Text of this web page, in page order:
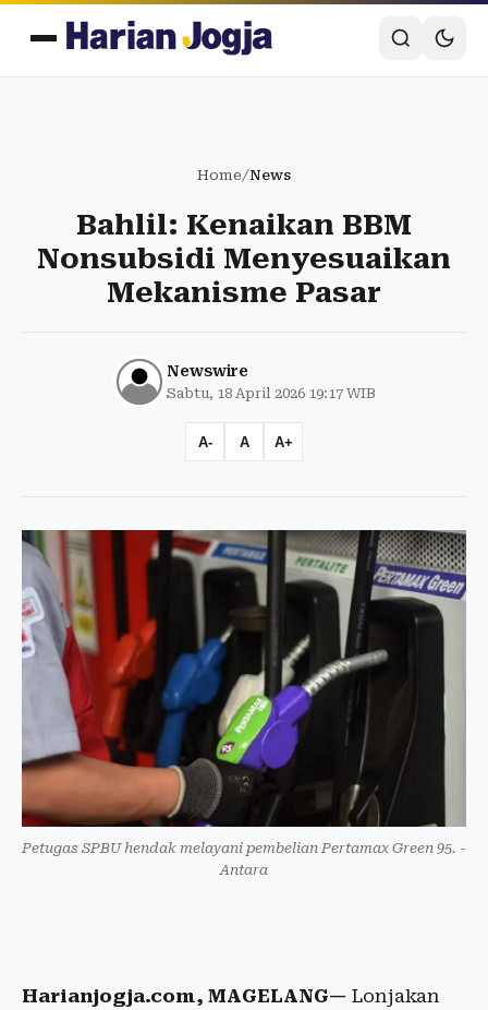
Home/News
Bahlil: Kenaikan BBM
Nonsubsidi Menyesuaikan
Mekanisme Pasar
Newswire
Sabtu, 18 April 2026 19:17 WIB
A- A A+
Petugas SPBU hendak melayani pembelian Pertamax Green 95. -
Antara
Harianjogja.com, MAGELANG— Lonjakan